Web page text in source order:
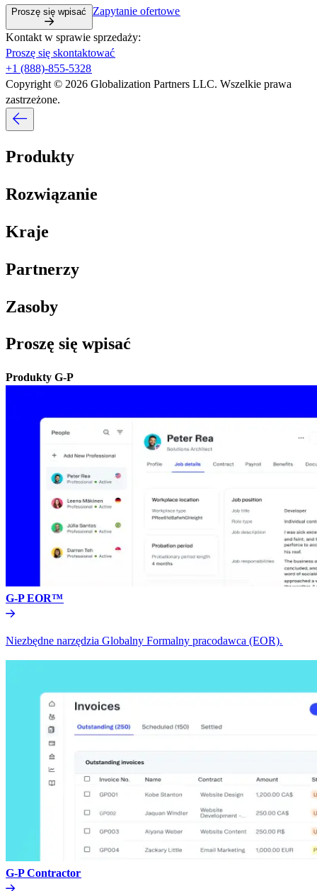
Proszę się wpisać​​ Zapytanie ofertowe​​
Kontakt w sprawie sprzedaży:​​
Proszę się skontaktować​​
+1 (888)-855-5328​​
Copyright © 2026 Globalization Partners LLC. Wszelkie prawa
zastrzeżone.​​
Produkty​​
Rozwiązanie​​
Kraje​​
Partnerzy​​
Zasoby​​
Proszę się wpisać​​
Produkty G-P​​
G-P EOR™​​
Niezbędne narzędzia Globalny Formalny pracodawca (EOR).​​
G-P Contractor​​